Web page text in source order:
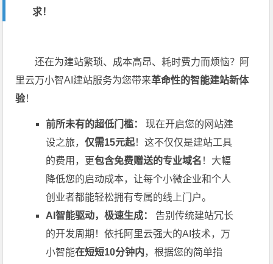
求！
还在为建站繁琐、成本高昂、耗时费力而烦恼？阿
里云万小智AI建站服务为您带来革命性的智能建站新体
验！
前所未有的超低门槛：
现在开启您的网站建
设之旅，仅需15元起！这不仅仅是建站工具
的费用，更包含免费赠送的专业域名 ！大幅
降低您的启动成本，让每个小微企业和个人
创业者都能轻松拥有专属的线上门户。
AI智能驱动，极速生成：
告别传统建站冗长
的开发周期！依托阿里云强大的AI技术，万
小智能在短短10分钟内，根据您的简单指